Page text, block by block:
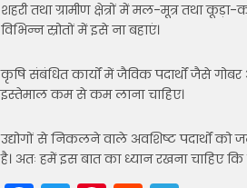
शहरी तथा ग्रामीण क्षेत्रों में मल-मूत्र तथा
विभिन्न स्रोतों में इसे ना बहाएं।
कृषि संबंधित कार्यों में जैविक पदार्थों जैसे
इस्तेमाल कम से कम लाना चाहिए।
उद्योगों से निकलने वाले अवशिष्ट पदार्थों को
है। अतः हमें इस बात का ध्यान रखना चाहिए